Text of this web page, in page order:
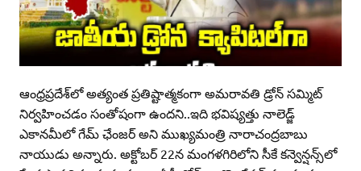
ఆంధ్రప్రదేశ్‌లో అత్యంత ప్రతిష్టాత్మకంగా అమరావతి డ్రోన్‌ సమ్మిట్‌
నిర్వహించడం సంతోషంగా ఉందని..ఇది భవిష్యత్తు నాలెడ్జ్‌
ఎకానమీలో గేమ్‌ ఛేంజర్‌ అని ముఖ్యమంత్రి నారాచంద్రబాబు
నాయుడు అన్నారు. అక్టోబర్‌ 22న మంగళగిరిలోని సీకే కన్వెన్షన్స్‌లో